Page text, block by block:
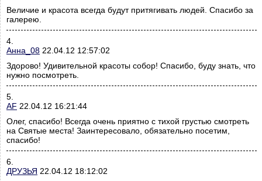
Величие и красота всегда будут притягивать людей. Спасибо за
галерею.
4.
Анна_08 22.04.12 12:57:02
Здорово! Удивительной красоты собор! Спасибо, буду знать, что
нужно посмотреть.
5.
AF 22.04.12 16:21:44
Олег, спасибо! Всегда очень приятно с тихой грустью смотреть
на Святые места! Заинтересовало, обязательно посетим,
спасибо!
6.
ДРУЗЬЯ 22.04.12 18:12:02